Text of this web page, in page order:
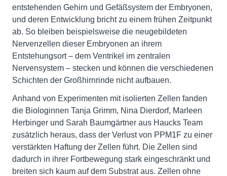
entstehenden Gehirn und Gefäßsystem der Embryonen,
und deren Entwicklung bricht zu einem frühen Zeitpunkt
ab. So bleiben beispielsweise die neugebildeten
Nervenzellen dieser Embryonen an ihrem
Entstehungsort – dem Ventrikel im zentralen
Nervensystem – stecken und können die verschiedenen
Schichten der Großhirnrinde nicht aufbauen.
Anhand von Experimenten mit isolierten Zellen fanden
die Biologinnen Tanja Grimm, Nina Dierdorf, Marleen
Herbinger und Sarah Baumgärtner aus Haucks Team
zusätzlich heraus, dass der Verlust von PPM1F zu einer
verstärkten Haftung der Zellen führt. Die Zellen sind
dadurch in ihrer Fortbewegung stark eingeschränkt und
breiten sich kaum auf dem Substrat aus. Zellen ohne